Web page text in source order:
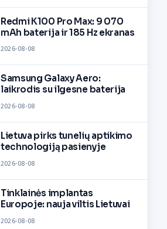
Redmi K100 Pro Max: 9 070
mAh baterija ir 185 Hz ekranas
2026-08-08
Samsung Galaxy Aero:
laikrodis su ilgesne baterija
2026-08-08
Lietuva pirks tunelių aptikimo
technologiją pasienyje
2026-08-08
Tinklainės implantas
Europoje: nauja viltis Lietuvai
2026-08-08